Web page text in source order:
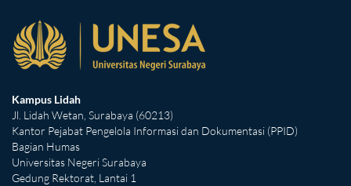
Kampus Lidah
Jl. Lidah Wetan, Surabaya (60213)
Kantor Pejabat Pengelola Informasi dan Dokumentasi (PPID)
Bagian Humas
Universitas Negeri Surabaya
Gedung Rektorat, Lantai 1